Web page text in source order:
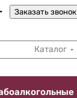
Заказать звонок
Каталог